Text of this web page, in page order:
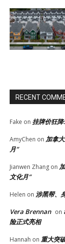
RECENT
Fake on 挂牌价狂
AmyChen on 加拿
月”
Jianwen Zhang on
文化月”
Helen on 涉黑帮、
Vera Brennan on
险正式亮相
Hannah on 重大突